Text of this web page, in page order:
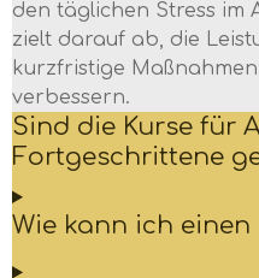
den täglichen Stress im
zielt darauf ab, die
kurzfristige
verbessern.
Sind die Kurse für
Fortgeschrittene
Wie kann ich einen